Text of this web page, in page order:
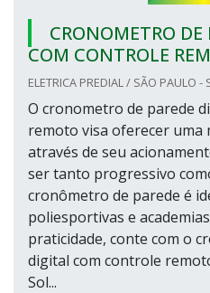
CRONOMETRO
COM CONTROLE
ELETRICA PREDIAL / SÃO PAULO -
O cronometro de parede
remoto visa oferecer uma
através de seu
ser tanto progressivo
cronômetro de parede é
poliesportivas e
praticidade, conte com o
digital com controle
Sol...